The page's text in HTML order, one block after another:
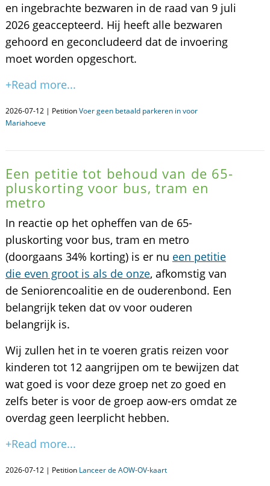
en ingebrachte bezwaren in de raad van 9 juli
2026 geaccepteerd. Hij heeft alle bezwaren
gehoord en geconcludeerd dat de invoering
moet worden opgeschort.
+Read more...
2026-07-12 | PetitionVoer geen betaald parkeren in voor
Mariahoeve
Een petitie tot behoud van de 65-
pluskorting voor bus, tram en
metro
In reactie op het opheffen van de 65-
pluskorting voor bus, tram en metro
(doorgaans 34% korting) is er nu een petitie
die even groot is als de onze, afkomstig van
de Seniorencoalitie en de ouderenbond. Een
belangrijk teken dat ov voor ouderen
belangrijk is.
Wij zullen het in te voeren gratis reizen voor
kinderen tot 12 aangrijpen om te bewijzen dat
wat goed is voor deze groep net zo goed en
zelfs beter is voor de groep aow-ers omdat ze
overdag geen leerplicht hebben.
+Read more...
2026-07-12 | Petition Lanceer de AOW-OV-kaart